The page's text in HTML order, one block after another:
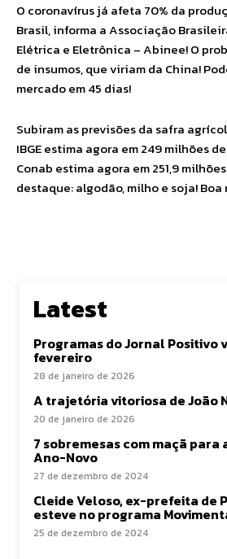
O coronavírus já afeta 70% da
Brasil, informa a Associação
Elétrica e Eletrônica – Abinee! O
de insumos, que viriam da China!
mercado em 45 dias!
Subiram as previsões da safra
IBGE estima agora em 249 milhões
Conab estima agora em 251,9
destaque: algodão, milho e soja!
Latest
Programas do Jornal Positivo
fevereiro
28 de janeiro de 2026
A trajetória vitoriosa de João
20 de janeiro de 2026
7 sobremesas com maçã
Ano-Novo
27 de dezembro de 2024
Cleide Veloso, ex-prefeita de
esteve no programa
25 de dezembro de 2024